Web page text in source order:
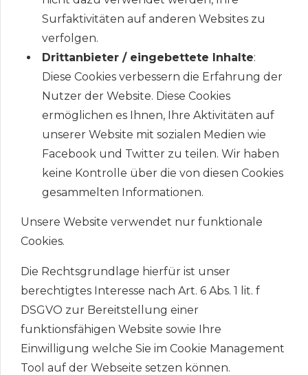
Surfaktivitäten auf anderen Websites zu
verfolgen.
Drittanbieter / eingebettete Inhalte:
Diese Cookies verbessern die Erfahrung der
Nutzer der Website. Diese Cookies
ermöglichen es Ihnen, Ihre Aktivitäten auf
unserer Website mit sozialen Medien wie
Facebook und Twitter zu teilen. Wir haben
keine Kontrolle über die von diesen Cookies
gesammelten Informationen.
Unsere Website verwendet nur funktionale
Cookies.
Die Rechtsgrundlage hierfür ist unser
berechtigtes Interesse nach Art. 6 Abs. 1 lit. f
DSGVO zur Bereitstellung einer
funktionsfähigen Website sowie Ihre
Einwilligung welche Sie im Cookie Management
Tool auf der Webseite setzen können.